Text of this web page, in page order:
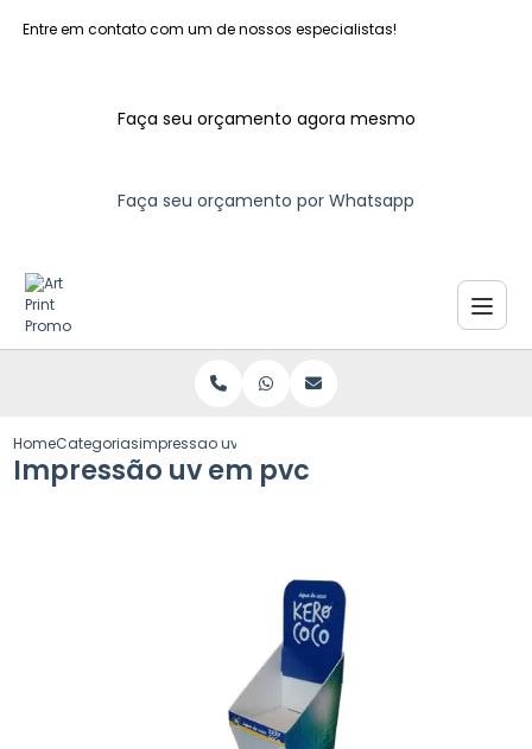
Entre em contato com um de nossos especialistas!
Faça seu orçamento agora mesmo
Faça seu orçamento por Whatsapp
HomeCategoriasimpressao uv pvc
Impressão uv em pvc